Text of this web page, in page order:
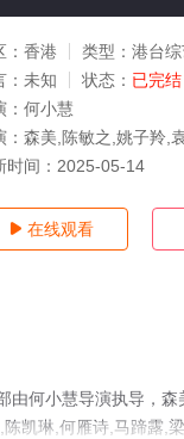
香港 类型： 港台
未知 状态： 已完结
何小慧
森美,陈敏之,姚子羚,
时间： 2025-05-14
 在线观看
由何小慧导演执导，
凯琳,何雁诗,马蹄露,